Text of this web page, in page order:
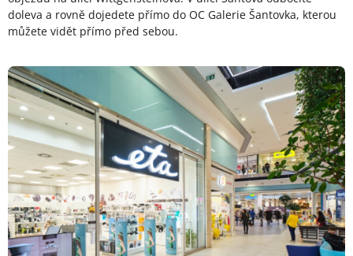
doleva a rovně dojedete přímo do OC Galerie Šantovka, kterou
můžete vidět přímo před sebou.